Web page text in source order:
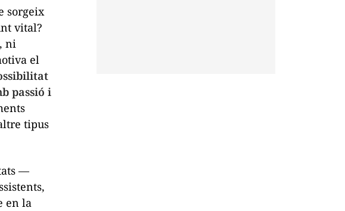
sorgeix
vital?
ni
el
passió i
tipus
—
en la